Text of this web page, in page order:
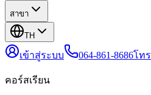
สาขา
TH
เข้าสู่ระบบ 064-861-8686โทร
คอร์สเรียน